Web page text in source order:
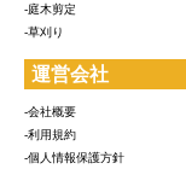
-庭木剪定
-草刈り
運営会社
-会社概要
-利用規約
-個人情報保護方針